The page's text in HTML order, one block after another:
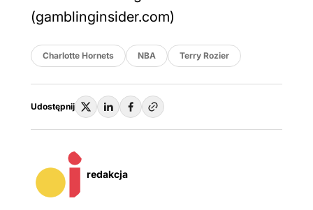
(gamblinginsider.com)
Charlotte Hornets NBA Terry Rozier
Udostępnij
redakcja